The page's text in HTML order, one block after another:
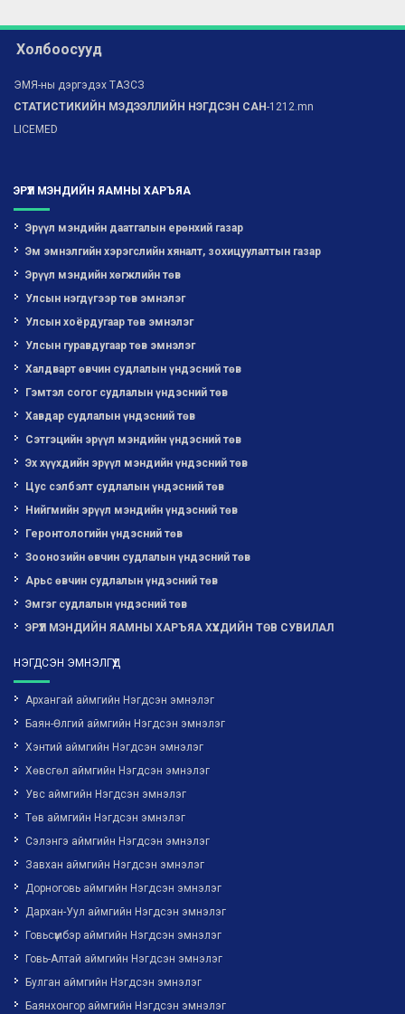
Холбоосууд
ЭМЯ-ны дэргэдэх ТАЗСЗ
СТАТИСТИКИЙН МЭДЭЭЛЛИЙН НЭГДСЭН САН-1212.mn
LICEMED
ЭРҮҮЛ МЭНДИЙН ЯАМНЫ ХАРЪЯА
Эрүүл мэндийн даатгалын ерөнхий газар
Эм эмнэлгийн хэрэгслийн хяналт, зохицуулалтын газар
Эрүүл мэндийн хөгжлийн төв
Улсын нэгдүгээр төв эмнэлэг
Улсын хоёрдугаар төв эмнэлэг
Улсын гуравдугаар төв эмнэлэг
Халдварт өвчин судлалын үндэсний төв
Гэмтэл согог судлалын үндэсний төв
Хавдар судлалын үндэсний төв
Сэтгэцийн эрүүл мэндийн үндэсний төв
Эх хүүхдийн эрүүл мэндийн үндэсний төв
Цус сэлбэлт судлалын үндэсний төв
Нийгмийн эрүүл мэндийн үндэсний төв
Геронтологийн үндэсний төв
Зоонозийн өвчин судлалын үндэсний төв
Арьс өвчин судлалын үндэсний төв
Эмгэг судлалын үндэсний төв
ЭРҮҮЛ МЭНДИЙН ЯАМНЫ ХАРЪЯА ХҮҮХДИЙН ТӨВ СУВИЛАЛ
НЭГДСЭН ЭМНЭЛГҮҮД
Архангай аймгийн Нэгдсэн эмнэлэг
Баян-Өлгий аймгийн Нэгдсэн эмнэлэг
Хэнтий аймгийн Нэгдсэн эмнэлэг
Хөвсгөл аймгийн Нэгдсэн эмнэлэг
Увс аймгийн Нэгдсэн эмнэлэг
Төв аймгийн Нэгдсэн эмнэлэг
Сэлэнгэ аймгийн Нэгдсэн эмнэлэг
Завхан аймгийн Нэгдсэн эмнэлэг
Дорноговь аймгийн Нэгдсэн эмнэлэг
Дархан-Уул аймгийн Нэгдсэн эмнэлэг
Говьсүмбэр аймгийн Нэгдсэн эмнэлэг
Говь-Алтай аймгийн Нэгдсэн эмнэлэг
Булган аймгийн Нэгдсэн эмнэлэг
Баянхонгор аймгийн Нэгдсэн эмнэлэг